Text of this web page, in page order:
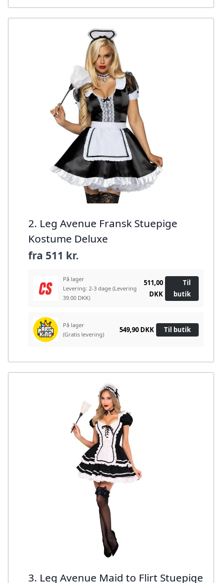
2. Leg Avenue Fransk Stuepige
Kostume Deluxe
fra 511 kr.
På lager
Levering: 2-3 dage (Levering
39.00 DKK)
511,00
DKK
Til
butik
På lager
(Gratis levering)
549,90 DKK Til butik
3. Leg Avenue Maid to Flirt Stuepige